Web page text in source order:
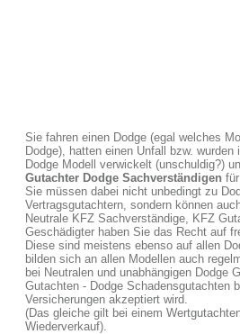
Sie fahren einen Dodge (egal welches
Dodge), hatten einen Unfall bzw.
Dodge Modell verwickelt (unschuldig?)
Gutachter Dodge Sachverständigen
Sie müssen dabei nicht unbedingt zu
Vertragsgutachtern, sondern können
Neutrale KFZ Sachverständige, KFZ
Geschädigter haben Sie das Recht auf
Diese sind meistens ebenso auf allen
bilden sich an allen Modellen auch
bei Neutralen und unabhängigen Dodge
Gutachten - Dodge Schadensgutachten
Versicherungen akzeptiert wird.
(Das gleiche gilt bei einem
Wiederverkauf).